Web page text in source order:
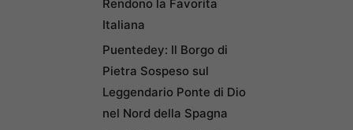
Rendono la Favorita
Italiana
Puentedey: Il Borgo di
Pietra Sospeso sul
Leggendario Ponte di Dio
nel Nord della Spagna